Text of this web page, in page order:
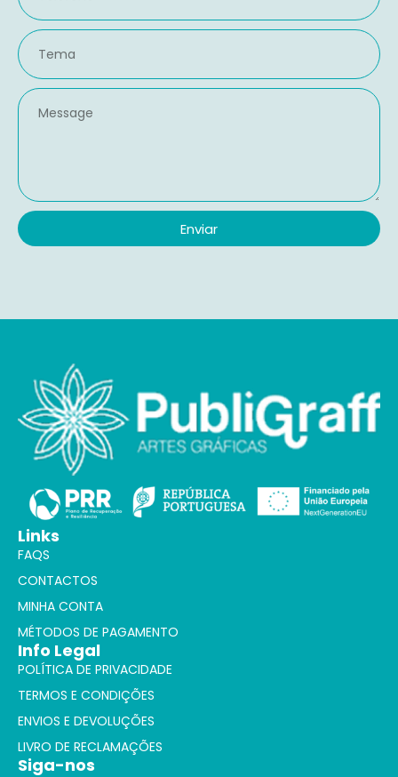
Enviar
Links
FAQS
CONTACTOS
MINHA CONTA
MÉTODOS DE PAGAMENTO
Info Legal
POLÍTICA DE PRIVACIDADE
TERMOS E CONDIÇÕES
ENVIOS E DEVOLUÇÕES
LIVRO DE RECLAMAÇÕES
Siga-nos